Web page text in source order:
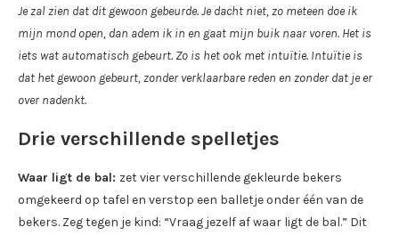
Je zal zien dat dit gewoon gebeurde. Je dacht niet, zo meteen doe ik
mijn mond open, dan adem ik in en gaat mijn buik naar voren. Het is
iets wat automatisch gebeurt. Zo is het ook met intuïtie. Intuïtie is
dat het gewoon gebeurt, zonder verklaarbare reden en zonder dat je er
over nadenkt.
Drie verschillende spelletjes
Waar ligt de bal: zet vier verschillende gekleurde bekers
omgekeerd op tafel en verstop een balletje onder één van de
bekers. Zeg tegen je kind: “Vraag jezelf af waar ligt de bal.” Dit